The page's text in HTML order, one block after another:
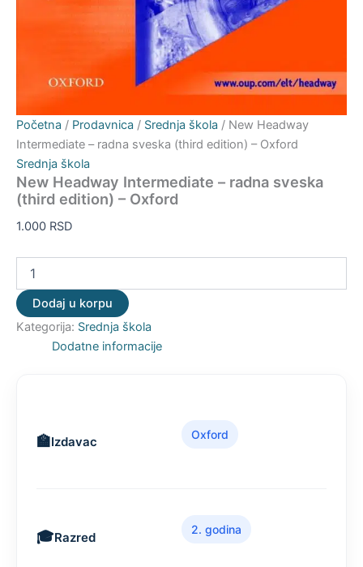
Početna / Prodavnica / Srednja škola / New Headway
Intermediate – radna sveska (third edition) – Oxford
Srednja škola
New Headway Intermediate – radna sveska
(third edition) – Oxford
1.000 RSD
Dodaj u korpu
Kategorija: Srednja škola
Dodatne informacije
Izdavac
Oxford
Razred
2. godina